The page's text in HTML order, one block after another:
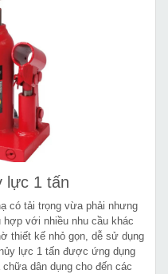
lực 1 tấn
có tải trọng vừa phải nhưng
với nhiều nhu cầu khác
thiết kế nhỏ gọn, dễ sử dụng
lực 1 tấn được ứng dụng
dân dụng cho đến các